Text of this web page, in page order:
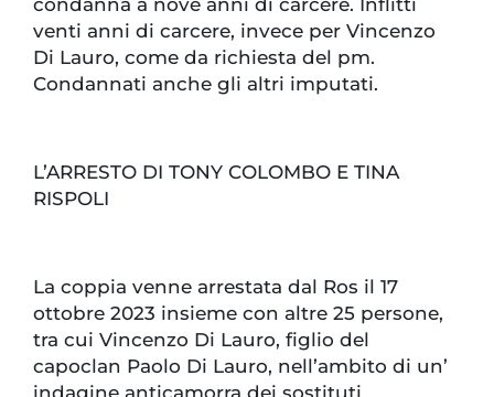
venti anni di carcere, invece per Vincenzo
Di Lauro, come da richiesta del pm.
Condannati anche gli altri imputati.
L’ARRESTO DI TONY COLOMBO E TINA
RISPOLI
La coppia venne arrestata dal Ros il 17
ottobre 2023 insieme con altre 25 persone,
tra cui Vincenzo Di Lauro, figlio del
capoclan Paolo Di Lauro, nell’ambito di un’
indagine anticamorra dei sostituti